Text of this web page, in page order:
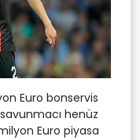
Euro bonservis
henüz
Euro piyasa